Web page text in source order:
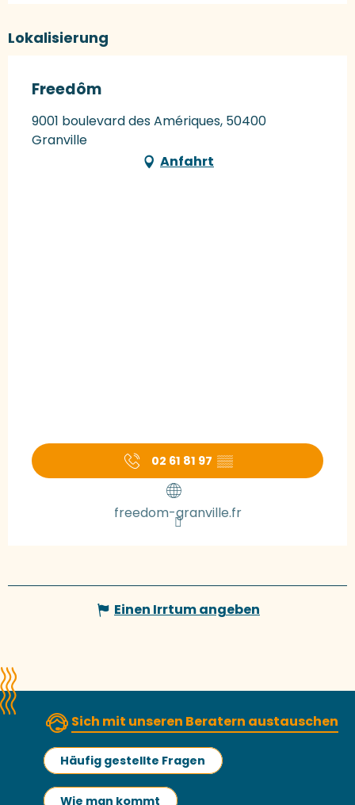
Lokalisierung
Freedôm
9001 boulevard des Amériques, 50400
Granville
Anfahrt
02 61 81 97 ▒▒
freedom-granville.fr
Einen Irrtum angeben
Sich mit unseren Beratern austauschen
Häufig gestellte Fragen
Wie man kommt